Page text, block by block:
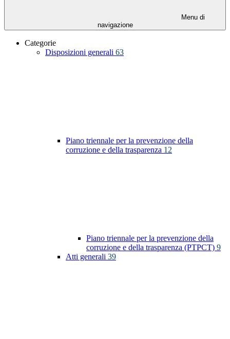
Menu di
navigazione
Categorie
Disposizioni generali 63
Piano triennale per la prevenzione della
corruzione e della trasparenza 12
Piano triennale per la prevenzione della
corruzione e della trasparenza (PTPCT) 9
Atti generali 39